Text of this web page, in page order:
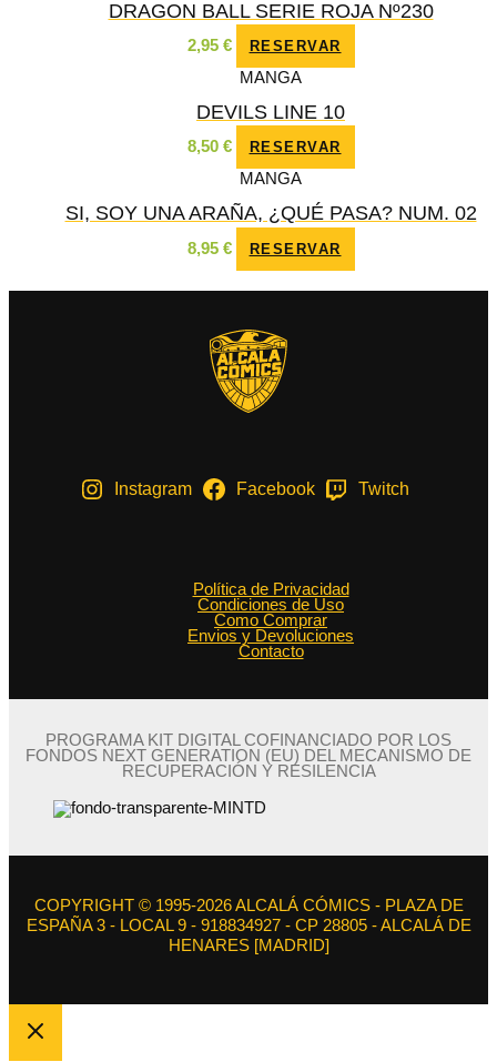
DRAGON BALL SERIE ROJA Nº230
2,95 € RESERVAR
MANGA
DEVILS LINE 10
8,50 € RESERVAR
MANGA
SI, SOY UNA ARAÑA, ¿QUÉ PASA? NUM. 02
8,95 € RESERVAR
Instagram Facebook Twitch
Política de Privacidad
Condiciones de Uso
Como Comprar
Envios y Devoluciones
Contacto
PROGRAMA KIT DIGITAL COFINANCIADO POR LOS
FONDOS NEXT GENERATION (EU) DEL MECANISMO DE
RECUPERACIÓN Y RESILENCIA
COPYRIGHT © 1995-2026 ALCALÁ CÓMICS - PLAZA DE
ESPAÑA 3 - LOCAL 9 - 918834927 - CP 28805 - ALCALÁ DE
HENARES [MADRID]